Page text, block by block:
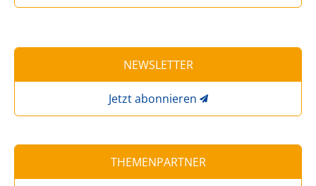
NEWSLETTER
Jetzt abonnieren
THEMENPARTNER